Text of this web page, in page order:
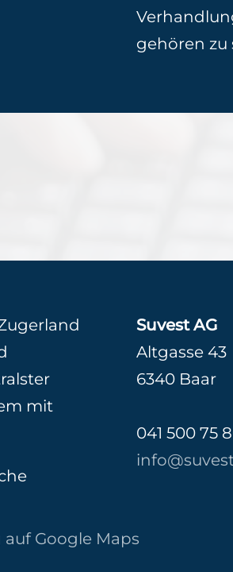
gehören zu
mit
Suvest AG
Altgasse 43
6340 Baar
041 500 75
Google Maps